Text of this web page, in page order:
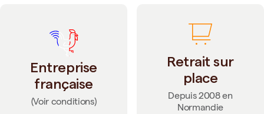
Entreprise
française
(Voir conditions)
Retrait sur
place
Depuis 2008 en
Normandie